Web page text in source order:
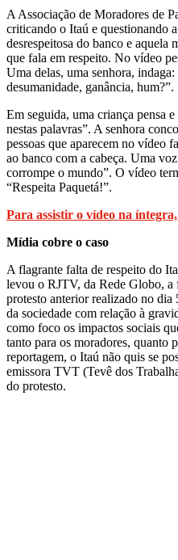
A Associação de Moradores de
criticando o Itaú e questionando
desrespeitosa do banco e aquela
que fala em respeito. No vídeo
Uma delas, uma senhora,
desumanidade, ganância, hum?”.
Em seguida, uma criança pensa
nestas palavras”. A senhora
pessoas que aparecem no vídeo
ao banco com a cabeça. Uma
corrompe o mundo”. O vídeo
“Respeita Paquetá!”.
Para assistir o vídeo na
Mídia cobre o caso
A flagrante falta de respeito do
levou o RJTV, da Rede Globo, a
protesto anterior realizado no dia
da sociedade com relação à
como foco os impactos sociais
tanto para os moradores, quanto
reportagem, o Itaú não quis se
emissora TVT (Tevê dos
do protesto.